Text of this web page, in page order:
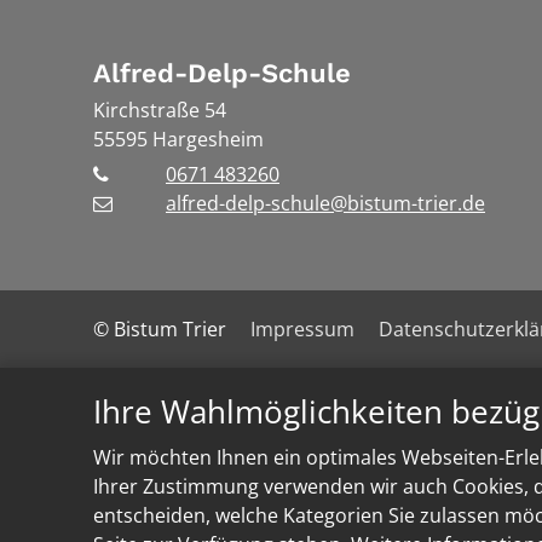
Ihre Wahlmöglichkeiten
Wir möchten Ihnen ein optimales Webseiten-
Ihrer Zustimmung verwenden wir auch
entscheiden, welche Kategorien Sie zulassen
Alfred-Delp-Schule
Kirchstraße 54
55595 Hargesheim
0671 483260
alfred-delp-schule@bistum-trier.de
© Bistum Trier Impressum